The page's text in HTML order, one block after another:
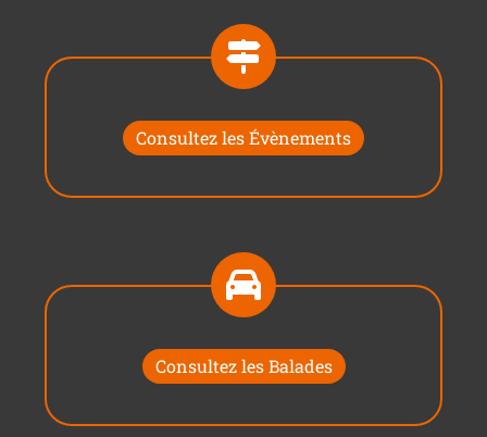
Consultez les Évènements
Consultez les Balades